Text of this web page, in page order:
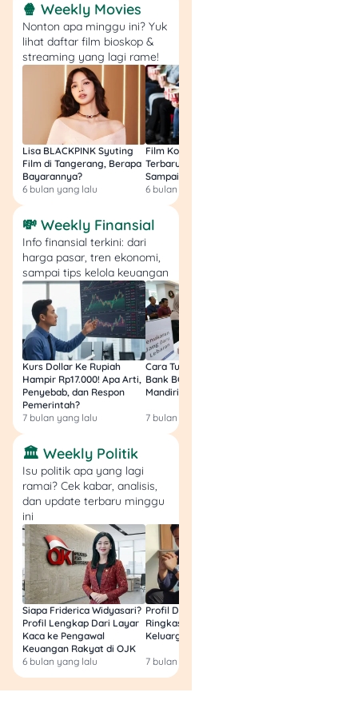
administrasi. Tanyakan
langsung ke petugas di
Samsat agar kamu tidak
kebingungan nanti. Untuk
berjaga-jaga di awal, kamu
bisa bawa uang atau
tabunganyang cukup, ya.
6. Pantau Proses
Verifikasi dan Ambil
BPKB Baru
Setelah pengajuan, proses
verifikasi dan validasi
dokumen akan memakan
waktu. Kamu bisa terus
memantauupdate
pengurusan di Samsat
setempat. Setelah selesai,
ambil BPKB baru di Samsat
dan pastikan disimpan di
tempat yang aman, ya.
Biaya Bikin BPKB Baru
Biaya pembuatan BPKB
baru yaitu Rp225 ribu untuk
BPKB motor dan Rp375
untuk BPKB mobil sesuai
ketentuan Peraturan
Pemerintah Nomor 76
Tahun 2020. Biaya tersebut
berlaku baik untuk
pembuatan BPKB baru
maupun penggantian
kepemilikan.
🍿 Weekly Movies
Nonton apa minggu ini? Yuk
lihat daftar film bioskop &
streaming yang lagi rame!
Lisa BLACKPINK Syuting
Film di Tangerang, Berapa
Bayarannya?
6 bulan yang lalu
Film Komedi Indonesia
Terbaru 2026, Siap Ngakak
Sampai Sakit Perut!
6 bulan yang lalu
💸 Weekly Finansial
Info finansial terkini: dari
harga pasar, tren ekonomi,
sampai tips kelola keuangan
Kurs Dollar Ke Rupiah
Hampir Rp17.000! Apa Arti,
Penyebab, dan Respon
Pemerintah?
7 bulan yang lalu
Cara Tukar Uang Baru di
Bank BCA (Umum, BNI,
Mandiri, BRI, dan BSI) 2026!
7 bulan yang lalu
🏛️ Weekly Politik
Isu politik apa yang lagi
ramai? Cek kabar, analisis,
dan update terbaru minggu
ini
Siapa Friderica Widyasari?
Profil Lengkap Dari Layar
Kaca ke Pengawal
Keuangan Rakyat di OJK
6 bulan yang lalu
Profil Darma Mangkuluhur:
Ringkas Latar Belakang
Keluarga dan Bisnisnya
7 bulan yang lalu